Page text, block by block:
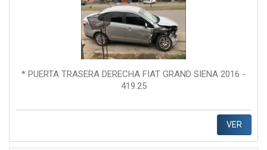
* PUERTA TRASERA DERECHA FIAT GRAND SIENA 2016 -
419.25
VER